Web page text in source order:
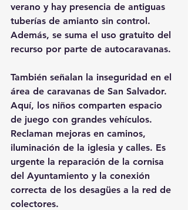
verano y hay presencia de antiguas
tuberías de amianto sin control.
Además, se suma el uso gratuito del
recurso por parte de autocaravanas.
También señalan la inseguridad en el
área de caravanas de San Salvador.
Aquí, los niños comparten espacio
de juego con grandes vehículos.
Reclaman mejoras en caminos,
iluminación de la iglesia y calles. Es
urgente la reparación de la cornisa
del Ayuntamiento y la conexión
correcta de los desagües a la red de
colectores.